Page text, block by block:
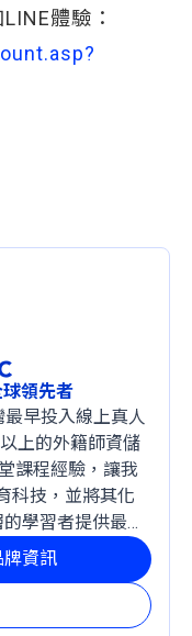
體驗：
領先者
早投入線上真人
上的外籍師資儲
課程經驗，讓我
科技，並將其化
學習者提供最穩
牌資訊